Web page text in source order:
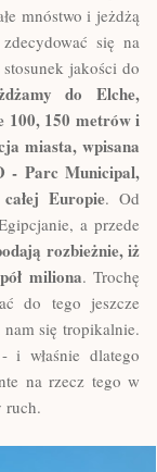
mnóstwo i jeżdżą
się na
jakości do
do Elche,
100, 150 metrów i
miasta, wpisana
- Parc Municipal,
Europie. Od
a przede
rozbieżnie, iż
miliona. Trochę
do tego jeszcze
się tropikalnie.
właśnie dlatego
na rzecz tego w
ruch.